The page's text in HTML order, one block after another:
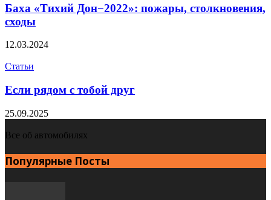
Баха «Тихий Дон−2022»: пожары, столкновения,
сходы
12.03.2024
Статьи
Если рядом с тобой друг
25.09.2025
Все об автомобилях
Популярные Посты